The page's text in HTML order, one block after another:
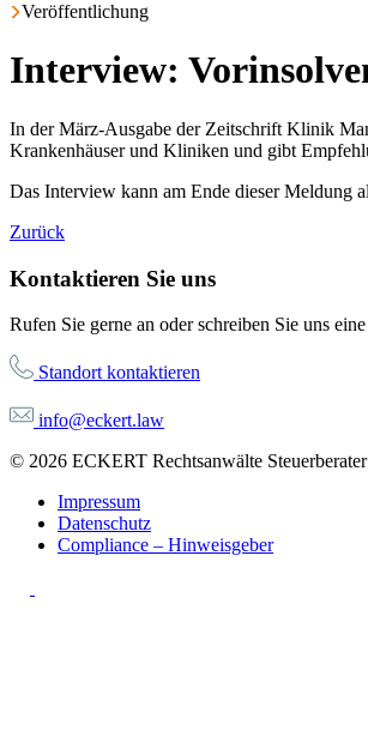
Veröffentlichung
Interview:
In der März-Ausgabe der Zeitschrift Klinik
Krankenhäuser und Kliniken und gibt
Das Interview kann am Ende dieser Meldung
Zurück
Kontaktieren Sie uns
Rufen Sie gerne an oder schreiben Sie uns
Standort kontaktieren
info@eckert.law
© 2026 ECKERT Rechtsanwälte
Impressum
Datenschutz
Compliance – Hinweisgeber